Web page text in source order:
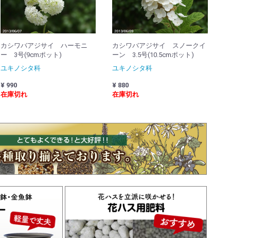
カシワバアジサイ ハーモニ
ー 3号(9cmポット)
ユキノシタ科
¥ 990
在庫切れ
カシワバアジサイ スノークイ
ーン 3.5号(10.5cmポット)
ユキノシタ科
¥ 880
在庫切れ